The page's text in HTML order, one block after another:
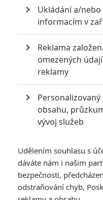
přinejlepším proměnlivá),
nezapomněl.
Čtěte také:Muzzle:
psem jdou do akce
Snímek pojednává o
vlastního syna. Ten umírá
přestřelce gangů. Sám
život vzhůru nohama a
tvrdému tréninku, aby byl
Hlavní roli ztvárnilJoel
Ukládání a/
informacím v
Reklama
omezených
reklamy
obsahu,
vývoj služeb
Udělením souhlasu s
dáváte nám i našim
bezpečnosti,
odstraňování chyb,